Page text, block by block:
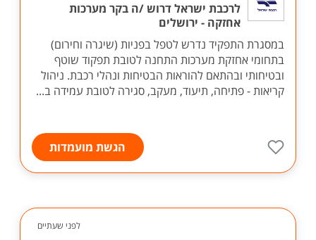
לרכבת ישראל דרוש /ה בקר מערכות
אחזקה - ירושלים
במסגרת התפקיד נדרש לטפל בפניות (שיגרה וחירום)
בתחומי אחזקת מערכות התחנה לטובת תפקוד שוטף
ובטיחותי ובהתאם להוראות הבטיחות ונהלי רכבת. ניהול
קריאות - פתיחה, תיעוד, מעקב, סגירה לטובת עמידה ב...
הגשת מועמדות
לפני שעתיים